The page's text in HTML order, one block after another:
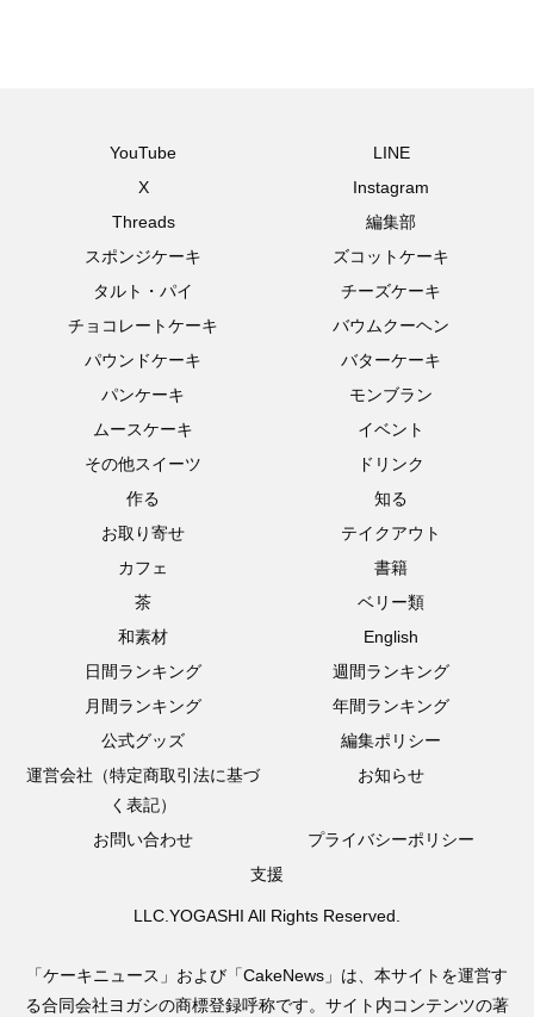
YouTube
LINE
X
Instagram
Threads
編集部
スポンジケーキ
ズコットケーキ
タルト・パイ
チーズケーキ
チョコレートケーキ
バウムクーヘン
パウンドケーキ
バターケーキ
パンケーキ
モンブラン
ムースケーキ
イベント
その他スイーツ
ドリンク
作る
知る
お取り寄せ
テイクアウト
カフェ
書籍
茶
ベリー類
和素材
English
日間ランキング
週間ランキング
月間ランキング
年間ランキング
公式グッズ
編集ポリシー
運営会社（特定商取引法に基づ
く表記）
お知らせ
お問い合わせ
プライバシーポリシー
支援
LLC.YOGASHI All Rights Reserved.
「ケーキニュース」および「CakeNews」は、本サイトを運営す
る合同会社ヨガシの商標登録呼称です。サイト内コンテンツの著